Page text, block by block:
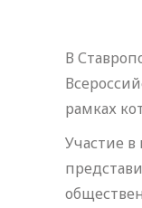
В
рамках
Участие в